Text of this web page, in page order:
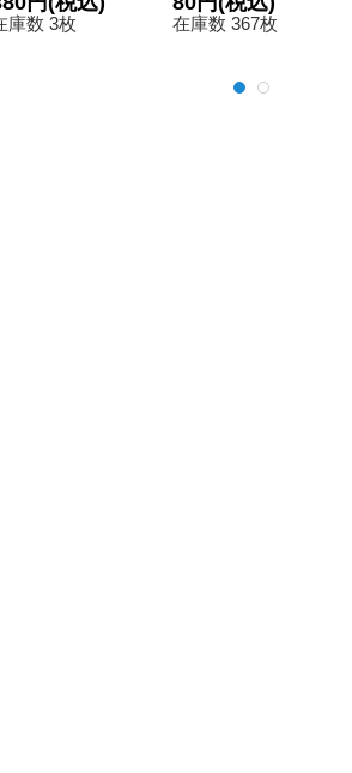
ォース【V
庫数 3枚
0/105}《多》
在庫数 367枚